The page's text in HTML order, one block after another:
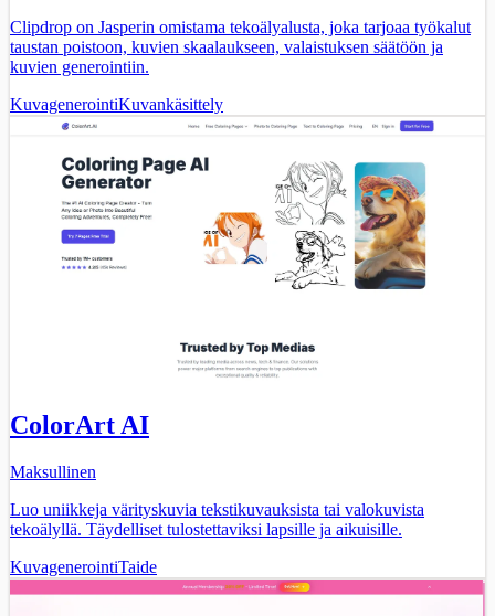
Clipdrop on Jasperin omistama tekoälyalusta, joka tarjoaa työkalut
taustan poistoon, kuvien skaalaukseen, valaistuksen säätöön ja
kuvien generointiin.
KuvagenerointiKuvankäsittely
ColorArt AI
Maksullinen
Luo uniikkeja värityskuvia tekstikuvauksista tai valokuvista
tekoälyllä. Täydelliset tulostettaviksi lapsille ja aikuisille.
KuvagenerointiTaide